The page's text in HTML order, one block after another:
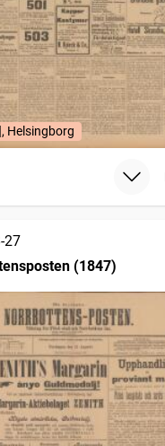
Helsingborg
27
(1847)